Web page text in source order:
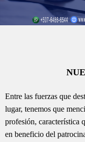
Entre las fuerzas que
lugar, tenemos que
profesión, característica
en beneficio del